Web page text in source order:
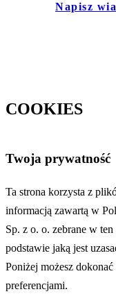
Napisz
COOKIES
Twoja prywatność
Ta strona korzysta z
informacją zawartą w
Sp. z o. o. zebrane w
podstawie jaką jest
Poniżej możesz
preferencjami.